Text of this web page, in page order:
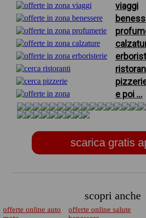
viaggi
e poi ...
scarica gratis
scopri anche
offerte online auto
offerte online salute